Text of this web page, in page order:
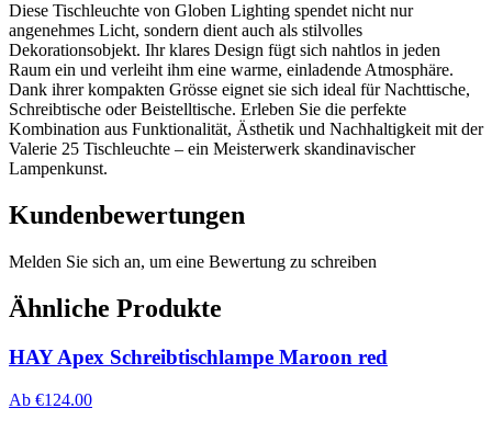
Diese Tischleuchte von Globen Lighting spendet nicht nur
angenehmes Licht, sondern dient auch als stilvolles
Dekorationsobjekt. Ihr klares Design fügt sich nahtlos in jeden
Raum ein und verleiht ihm eine warme, einladende Atmosphäre.
Dank ihrer kompakten Grösse eignet sie sich ideal für Nachttische,
Schreibtische oder Beistelltische. Erleben Sie die perfekte
Kombination aus Funktionalität, Ästhetik und Nachhaltigkeit mit der
Valerie 25 Tischleuchte – ein Meisterwerk skandinavischer
Lampenkunst.
Kundenbewertungen
Melden Sie sich an, um eine Bewertung zu schreiben
Ähnliche Produkte
HAY Apex Schreibtischlampe Maroon red
Ab €124.00